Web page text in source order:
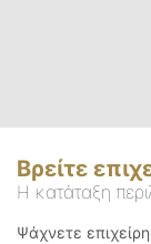
Βρείτε
Η κατάταξη
Ψάχνετε